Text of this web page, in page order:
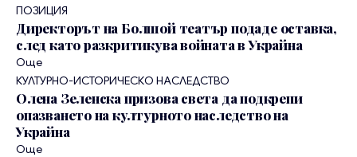
ПОЗИЦИЯ
Директорът на Болшой театър подаде оставка,
след като разкритикува войната в Украйна
Още
КУЛТУРНО-ИСТОРИЧЕСКО НАСЛЕДСТВО
Олена Зеленска призова света да подкрепи
опазването на културното наследство на
Украйна
Още